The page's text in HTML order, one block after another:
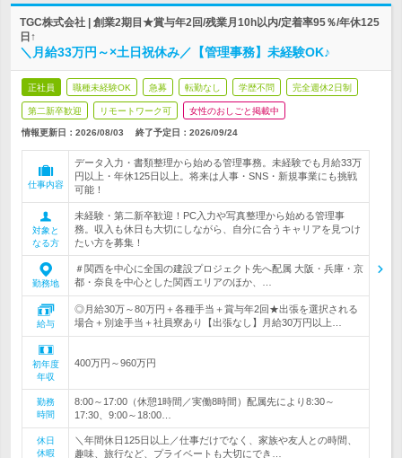
TGC株式会社 | 創業2期目★賞与年2回/残業月10h以内/定着率95％/年休125
日↑
＼月給33万円～×土日祝休み／【管理事務】未経験OK♪
正社員 職種未経験OK 急募 転勤なし 学歴不問 完全週休2日制
第二新卒歓迎 リモートワーク可 女性のおしごと掲載中
情報更新日：2026/08/03 終了予定日： 2026/09/24
仕事内容
データ入力・書類整理から始める管理事務。未経験でも月給33万
円以上・年休125日以上。将来は人事・SNS・新規事業にも挑戦
可能！
対象と
なる方
未経験・第二新卒歓迎！PC入力や写真整理から始める管理事
務。収入も休日も大切にしながら、自分に合うキャリアを見つけ
たい方を募集！
勤務地
＃関西を中心に全国の建設プロジェクト先へ配属 大阪・兵庫・京
都・奈良を中心とした関西エリアのほか、…
給与
◎月給30万～80万円＋各種手当＋賞与年2回★出張を選択される
場合＋別途手当＋社員寮あり【出張なし】月給30万円以上…
初年度
年収
400万円～960万円
勤務
時間
8:00～17:00（休憩1時間／実働8時間）配属先により8:30～
17:30、9:00～18:00…
休日
休暇
＼年間休日125日以上／仕事だけでなく、家族や友人との時間、
趣味、旅行など、プライベートも大切にでき…